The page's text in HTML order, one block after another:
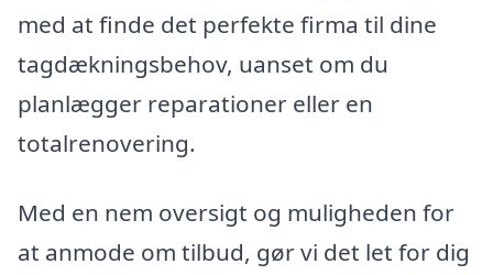
med at finde det perfekte firma til dine
tagdækningsbehov, uanset om du
planlægger reparationer eller en
totalrenovering.
Med en nem oversigt og muligheden for
at anmode om tilbud, gør vi det let for dig